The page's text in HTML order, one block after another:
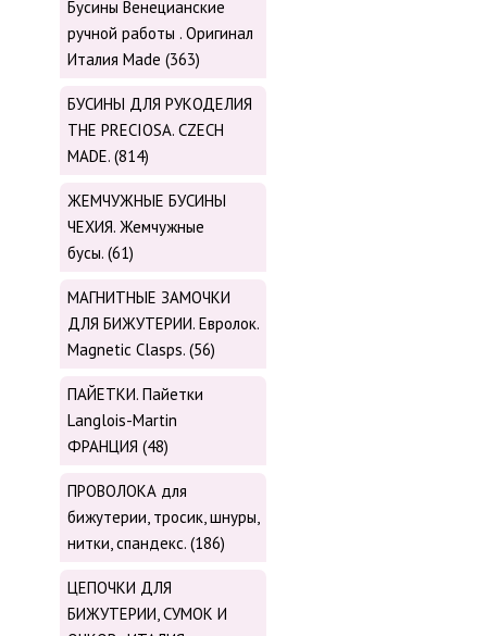
Бусины Венецианские
ручной работы . Оригинал
Италия Made (363)
БУСИНЫ ДЛЯ РУКОДЕЛИЯ
THE PRECIOSA. CZECH
MADE. (814)
ЖЕМЧУЖНЫЕ БУСИНЫ
ЧЕХИЯ. Жемчужные
бусы. (61)
МАГНИТНЫЕ ЗАМОЧКИ
ДЛЯ БИЖУТЕРИИ. Евролок.
Magnetic Сlasps. (56)
ПАЙЕТКИ. Пайетки
Langlois-Martin
ФРАНЦИЯ (48)
ПРОВОЛОКА для
бижутерии, тросик, шнуры,
нитки, cпандекс. (186)
ЦЕПОЧКИ ДЛЯ
БИЖУТЕРИИ, СУМОК И